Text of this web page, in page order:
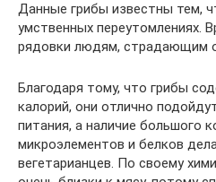
Данные грибы известны тем,
умственных переутомлениях.
рядовки людям, страдающим
Благодаря тому, что грибы
калорий, они отлично
питания, а наличие большого
микроэлементов и белков
вегетарианцев. По своему